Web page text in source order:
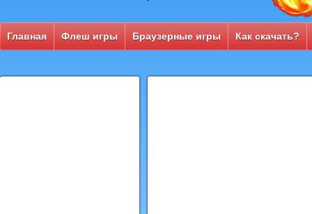
Главная Флеш игры Браузерные игры Как скачать?